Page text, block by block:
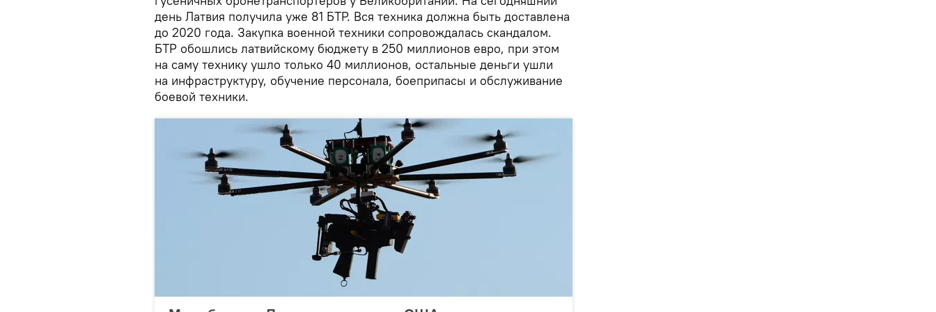
день Латвия получила уже 81 БТР. Вся техника должна быть доставлена
до 2020 года. Закупка военной техники сопровождалась скандалом.
БТР обошлись латвийскому бюджету в 250 миллионов евро, при этом
на саму технику ушло только 40 миллионов, остальные деньги ушли
на инфраструктуру, обучение персонала, боеприпасы и обслуживание
боевой техники.